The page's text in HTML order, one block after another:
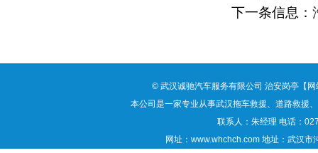
下一条信息：
©武汉诚驰汽车服务有限公司 治安岗亭【
本公司是一家专业从事武汉拖车救援、道路救援
联系人：朱经理 电话：
网址：www.whchch.com 地址：武汉